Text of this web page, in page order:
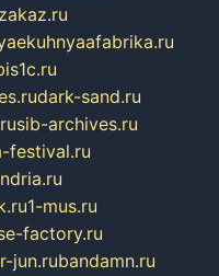
dark-sand.ru
sib-archives.ru
festival.ru
1-mus.ru
factory.ru
jun.rubandamn.ru